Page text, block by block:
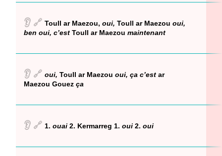
👂 🔗 Toull ar Maezou, oui, Toull ar Maezou oui,
ben oui, c’est Toull ar Maezou maintenant
👂 🔗 oui, Toull ar Maezou oui, ça c’est ar
Maezou Gouez ça
👂 🔗 1. ouai 2. Kermarreg 1. oui 2. oui